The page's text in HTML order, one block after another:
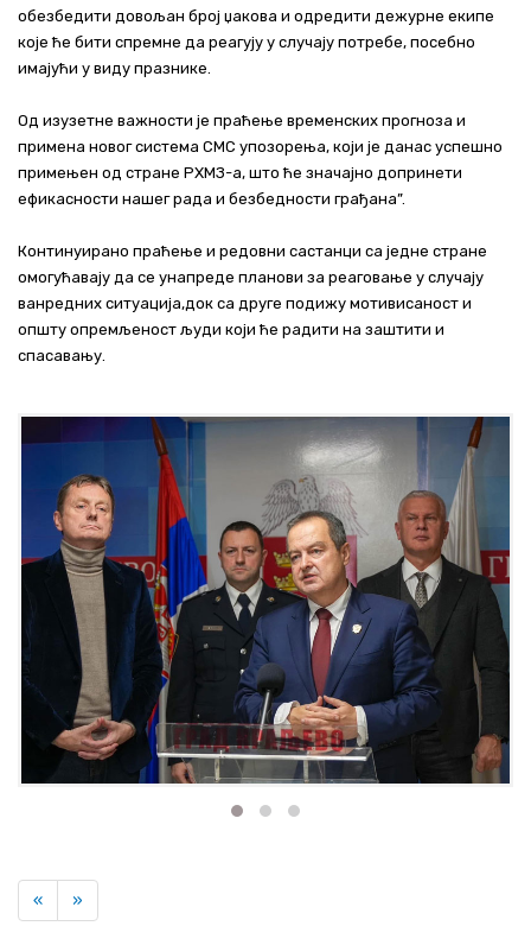
обезбедити довољан број џакова и одредити дежурне екипе
које ће бити спремне да реагују у случају потребе, посебно
имајући у виду празнике.
Од изузетне важности је праћење временских прогноза и
примена новог система СМС упозорења, који је данас успешно
примењен од стране РХМЗ-а, што ће значајно допринети
ефикасности нашег рада и безбедности грађана”.
Континуирано праћење и редовни састанци са једне стране
омогућавају да се унапреде планови за реаговање у случају
ванредних ситуација,док са друге подижу мотивисаност и
општу опремљеност људи који ће радити на заштити и
спасавању.
«Previous
»